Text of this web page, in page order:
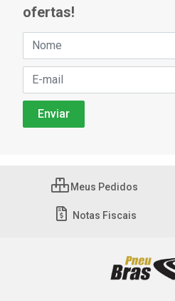
ofertas!
Meus Pedidos
Notas Fiscais